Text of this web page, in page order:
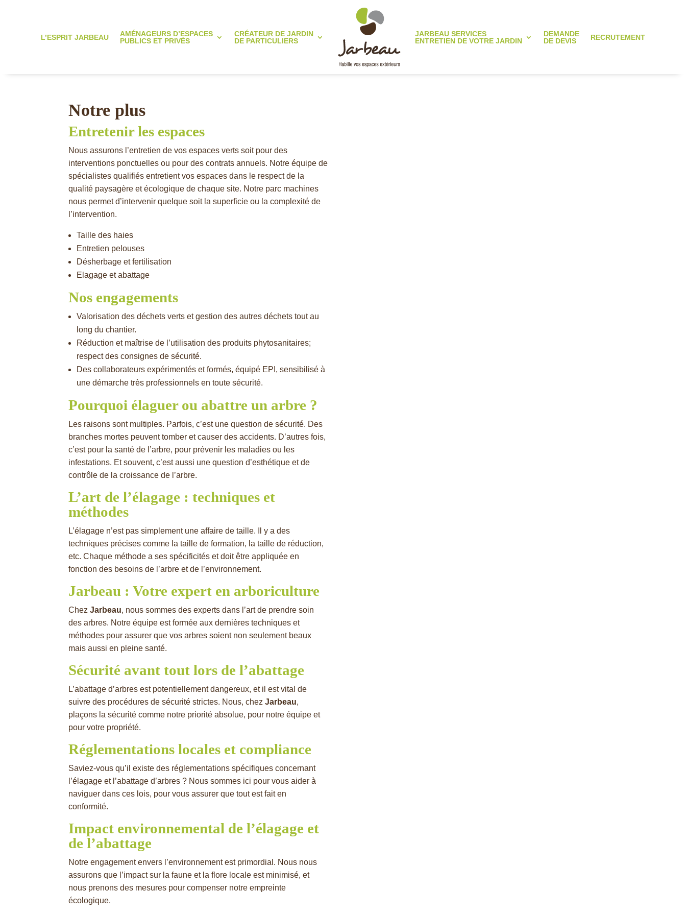
L’ESPRIT JARBEAU
AMÉNAGEURS D’ESPACES
PUBLICS ET PRIVÉS
CRÉATEUR DE JARDIN
DE PARTICULIERS
JARBEAU SERVICES
ENTRETIEN DE VOTRE JARDIN
DEMANDE
DE DEVIS
RECRUTEMENT
Notre plus
Entretenir les espaces
Nous assurons l’entretien de vos espaces verts soit pour des
interventions ponctuelles ou pour des contrats annuels. Notre équipe de
spécialistes qualifiés entretient vos espaces dans le respect de la
qualité paysagère et écologique de chaque site. Notre parc machines
nous permet d’intervenir quelque soit la superficie ou la complexité de
l’intervention.
Taille des haies
Entretien pelouses
Désherbage et fertilisation
Elagage et abattage
Nos engagements
Valorisation des déchets verts et gestion des autres déchets tout au
long du chantier.
Réduction et maîtrise de l’utilisation des produits phytosanitaires;
respect des consignes de sécurité.
Des collaborateurs expérimentés et formés, équipé EPI, sensibilisé à
une démarche très professionnels en toute sécurité.
Pourquoi élaguer ou abattre un arbre ?
Les raisons sont multiples. Parfois, c’est une question de sécurité. Des
branches mortes peuvent tomber et causer des accidents. D’autres fois,
c’est pour la santé de l’arbre, pour prévenir les maladies ou les
infestations. Et souvent, c’est aussi une question d’esthétique et de
contrôle de la croissance de l’arbre.
L’art de l’élagage : techniques et
méthodes
L’élagage n’est pas simplement une affaire de taille. Il y a des
techniques précises comme la taille de formation, la taille de réduction,
etc. Chaque méthode a ses spécificités et doit être appliquée en
fonction des besoins de l’arbre et de l’environnement.
Jarbeau : Votre expert en arboriculture
ChezJarbeau, nous sommes des experts dans l’art de prendre soin
des arbres. Notre équipe est formée aux dernières techniques et
méthodes pour assurer que vos arbres soient non seulement beaux
mais aussi en pleine santé.
Sécurité avant tout lors de l’abattage
L’abattage d’arbres est potentiellement dangereux, et il est vital de
suivre des procédures de sécurité strictes. Nous, chezJarbeau,
plaçons la sécurité comme notre priorité absolue, pour notre équipe et
pour votre propriété.
Réglementations locales et compliance
Saviez-vous qu’il existe des réglementations spécifiques concernant
l’élagage et l’abattage d’arbres ? Nous sommes ici pour vous aider à
naviguer dans ces lois, pour vous assurer que tout est fait en
conformité.
Impact environnemental de l’élagage et
de l’abattage
Notre engagement envers l’environnement est primordial. Nous nous
assurons que l’impact sur la faune et la flore locale est minimisé, et
nous prenons des mesures pour compenser notre empreinte
écologique.